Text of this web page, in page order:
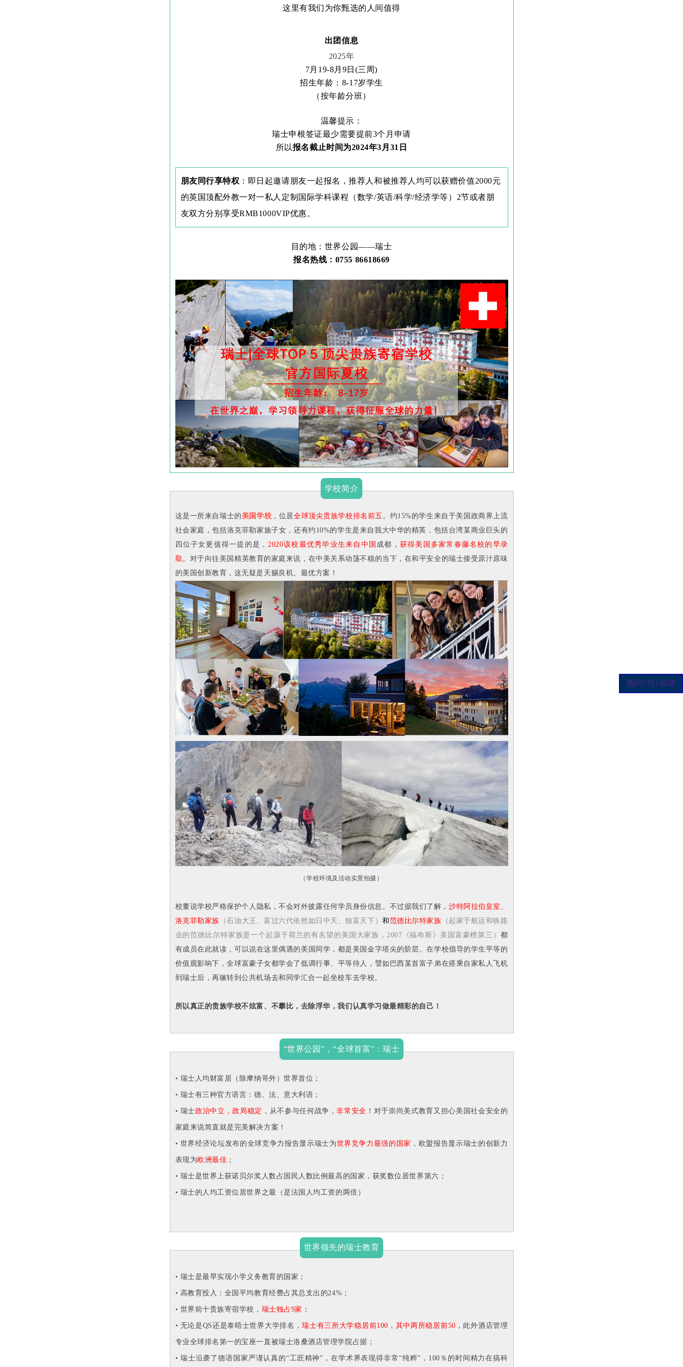
预约1对1咨询
这里有我们为你甄选的人间值得
出团信息
2025年
7月19-8月9日(三周)
招生年龄：8-17岁学生
（按年龄分班）
温馨提示：
瑞士申根签证最少需要提前3个月申请
所以报名截止时间为2024年3月31日
朋友同行享特权 ：即日起邀请朋友一起报名，推荐人和被推荐人均可以获赠价值2000元
的英国顶配外教一对一私人定制国际学科课程（数学/英语/科学/经济学等）2节或者朋
友双方分别享受RMB1000VIP优惠。
目的地：世界公园——瑞士
报名热线：0755 86618669
学校简介
这是一所来自瑞士的美国学校 ，位居全球顶尖贵族学校排名前五 。约15%的学生来自于美国政商界上流
社会家庭，包括洛克菲勒家族子女，还有约10%的学生是来自我大中华的精英，包括台湾某商业巨头的
四位子女更值得一提的是，2020该校最优秀毕业生来自中国 成都， 获得美国多家常春藤名校的早录
取 。对于向往美国精英教育的家庭来说，在中美关系动荡不稳的当下，在和平安全的瑞士接受原汁原味
的美国创新教育，这无疑是天赐良机、最优方案！
（学校环境及活动实景拍摄）
校董说学校严格保护个人隐私，不会对外披露任何学员身份信息。 不过据我们了解，沙特阿拉伯皇室、
洛克菲勒家族 （石油大王、富过六代依然如日中天、独富天下）和 范德比尔特家族 （起家于航运和铁路
业的范德比尔特家族是一个起源于荷兰的有名望的美国大家族，2007《福布斯》美国富豪榜第三） 都
有成员在此就读，可以说在这里偶遇的美国同学，都是美国金字塔尖的阶层。在学校倡导的学生平等的
价值观影响下，全球富豪子女都学会了低调行事、平等待人，譬如巴西某首富子弟在搭乘自家私人飞机
到瑞士后，再辗转到公共机场去和同学汇合一起坐校车去学校。
所以真正的贵族学校不炫富、不攀比，去除浮华，我们认真学习做最精彩的自己！
“世界公园”，“全球首富”：瑞士
• 瑞士人均财富居（除摩纳哥外）世界首位；
• 瑞士有三种官方语言：德、法、意大利语；
• 瑞士政治中立，政局稳定 ，从不参与任何战争，非常安全 ！对于崇尚美式教育又担心美国社会安全的
家庭来说简直就是完美解决方案！
• 世界经济论坛发布的全球竞争力报告显示瑞士为世界竞争力最强的国家 ，欧盟报告显示瑞士的创新力
表现为欧洲最佳 ；
• 瑞士是世界上获诺贝尔奖人数占国民人数比例最高的国家，获奖数位居世界第六；
• 瑞士的人均工资位居世界之最（是法国人均工资的两倍）
世界领先的瑞士教育
• 瑞士是最早实现小学义务教育的国家；
• 高教育投入：全国平均教育经费占其总支出的24%；
• 世界前十贵族寄宿学校， 瑞士独占9家 ；
• 无论是QS还是泰晤士世界大学排名，瑞士有三所大学稳居前100，其中两所稳居前50 ，此外酒店管理
专业全球排名第一的宝座一直被瑞士洛桑酒店管理学院占据；
• 瑞士沿袭了德语国家严谨认真的“工匠精神”，在学术界表现得非常“纯粹”，100％的时间精力在搞科